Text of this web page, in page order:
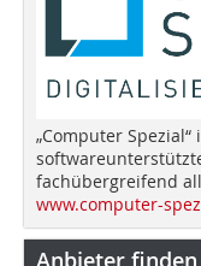
„Computer
fachübergreifend
www.computer-
Anbieter finden